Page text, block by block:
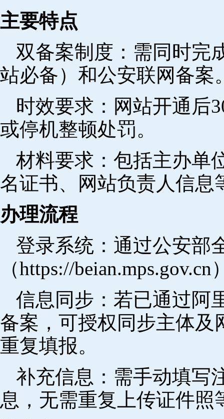
主要特点
双备案制度：需同时完
站必备）和公安联网备案
时效要求：网站开通后
或停机整顿处罚。
材料要求：包括主办单
名证书、网站负责人信息
办理流程
登录系统：通过公安部
（https://
信息同步：若已通过阿
备案，可授权同步主体及
重复填报。
补充信息：需手动填写
息，无需重复上传证件照